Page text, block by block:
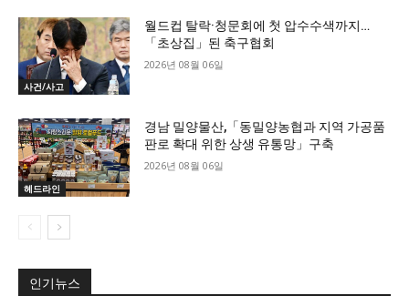
사건/사고
월드컵 탈락·청문회에 첫 압수수색까지…
「초상집」된 축구협회
2026년 08월 06일
헤드라인
경남 밀양물산,「동밀양농협과 지역 가공품
판로 확대 위한 상생 유통망」구축
2026년 08월 06일
인기뉴스